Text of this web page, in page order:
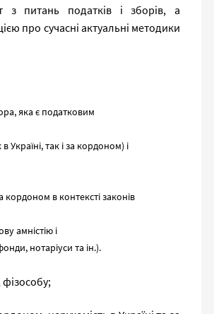
з питань податків і зборів, а
про сучасні актуальні методики
яка є податковим
так і за кордоном) і
кордоном в контексті законів
амністію і
нотаріуси та ін.).